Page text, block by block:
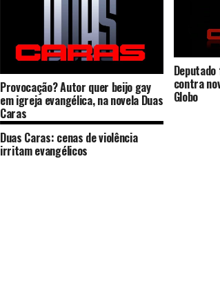
Provocação? Autor quer beijo gay
em igreja evangélica, na novela Duas
Caras
contra
Globo
Duas Caras: cenas de violência
irritam evangélicos